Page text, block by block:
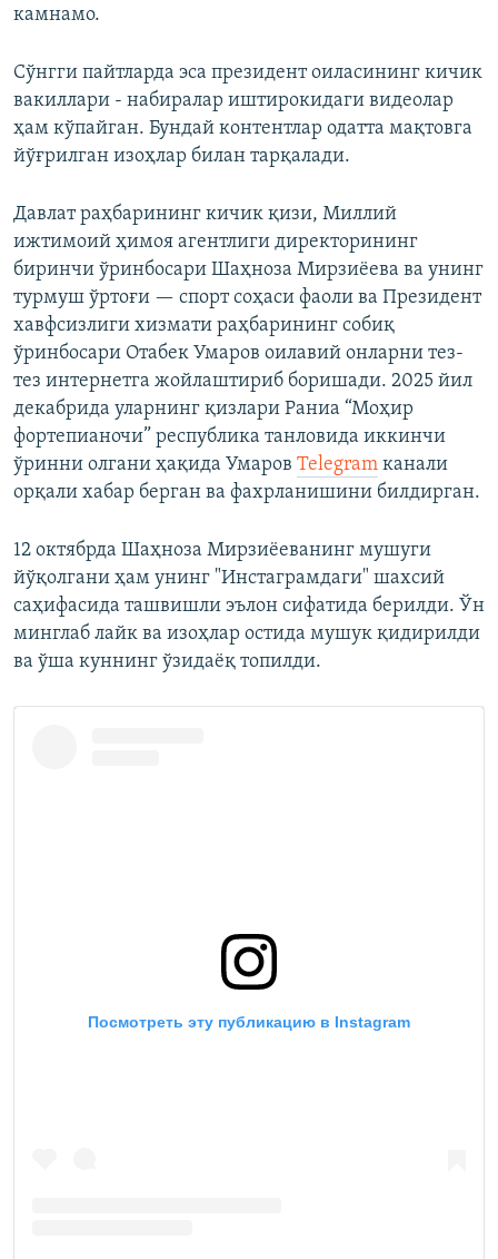
камнамо.
Сўнгги пайтларда эса президент оиласининг кичик
вакиллари - набиралар иштирокидаги видеолар
ҳам кўпайган. Бундай контентлар одатта мақтовга
йўғрилган изоҳлар билан тарқалади.
Давлат раҳбарининг кичик қизи, Миллий
ижтимоий ҳимоя агентлиги директорининг
биринчи ўринбосари Шаҳноза Мирзиёева ва унинг
турмуш ўртоғи — спорт соҳаси фаоли ва Президент
хавфсизлиги хизмати раҳбарининг собиқ
ўринбосари Отабек Умаров оилавий онларни тез-
тез интернетга жойлаштириб боришади. 2025 йил
декабрида уларнинг қизлари Раниа “Моҳир
фортепианочи” республика танловида иккинчи
ўринни олгани ҳақида Умаров Telegram канали
орқали хабар берган ва фахрланишини билдирган.
12 октябрда Шаҳноза Мирзиёеванинг мушуги
йўқолгани ҳам унинг "Инстаграмдаги" шахсий
саҳифасида ташвишли эълон сифатида берилди. Ўн
минглаб лайк ва изоҳлар остида мушук қидирилди
ва ўша куннинг ўзидаёқ топилди.